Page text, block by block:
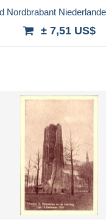
Nordbrabant
± 7,51 US$